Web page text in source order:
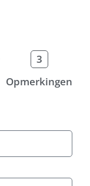
3
Opmerkingen